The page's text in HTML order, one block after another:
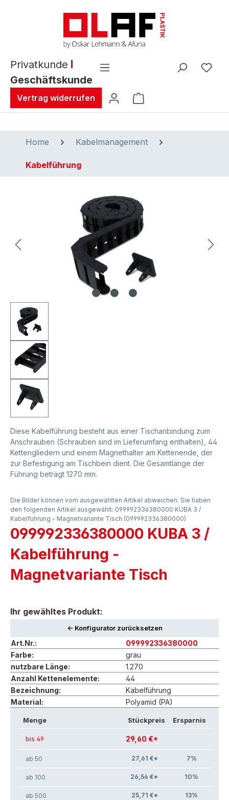
Privatkunde
Geschäftskunde
Vertrag widerrufen Warenkorb enthält
Home Kabelmanagement
Kabelführung
Diese Kabelführung besteht aus einer Tischanbindung zum
Anschrauben (Schrauben sind im Lieferumfang enthalten), 44
Kettengliedern und einem Magnethalter am Kettenende, der
zur Befestigung am Tischbein dient. Die Gesamtlänge der
Führung beträgt 1270 mm.
Die Bilder können vom ausgewählten Artikel abweichen. Sie haben
den folgenden Artikel ausgewählt: 099992336380000 KUBA 3 /
Kabelführung - Magnetvariante Tisch (099992336380000)
099992336380000 KUBA 3 /
Kabelführung -
Magnetvariante Tisch
Ihr gewähltes Produkt:
<- Konfigurator zurücksetzen
Art.Nr.:
099992336380000
Farbe:
grau
nutzbare Länge:
1.270
Anzahl Kettenelemente:
44
Bezeichnung:
Kabelführung
Material:
Polyamid (PA)
Menge Stückpreis Ersparnis
bis 49 29,60 €*
ab 50 27,61 €* 7%
ab 100 26,56 €* 10%
ab 500 25,71 €* 13%